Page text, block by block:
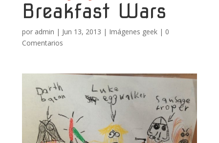
Breakfast Wars
por admin | Jun 13, 2013 | Imágenes geek| 0
Comentarios